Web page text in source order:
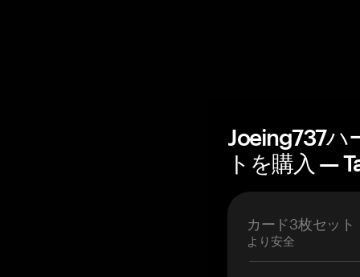
Joeing737ハ
トを購入 —
カード3枚セット
より安全